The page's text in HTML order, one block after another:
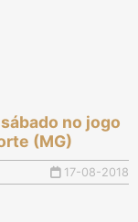
no jogo
(MG)
17-08-2018